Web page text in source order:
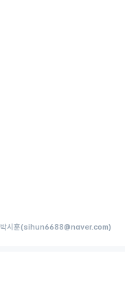
박시훈(sihun6688@naver.com)